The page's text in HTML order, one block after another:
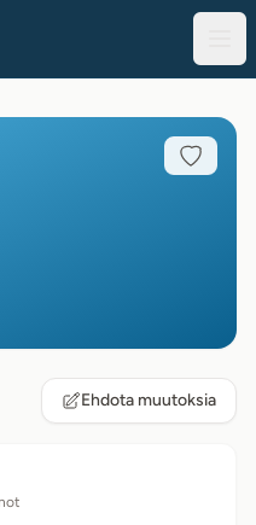
Ehdota muutoksia